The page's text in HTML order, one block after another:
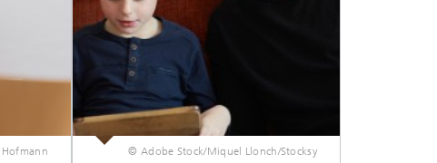
© Adobe Stock/Miquel Llonch/Stocksy